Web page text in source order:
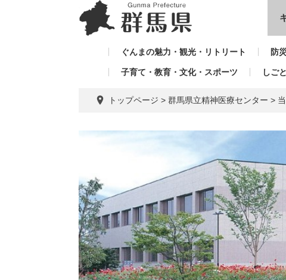
ぐんまの魅力・観光・リトリート 防
子育て・教育・文化・スポーツ しご
トップページ > 群馬県立精神医療センター >